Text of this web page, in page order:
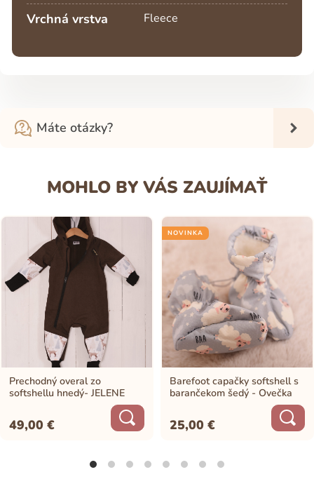
Vrchná vrstva Fleece
Máte otázky?
MOHLO BY VÁS ZAUJÍMAŤ
Prechodný overal zo
softshellu hnedý- JELENE
49,00€
NOVINKA
Barefoot capačky softshell s
barančekom šedý - Ovečka
25,00€